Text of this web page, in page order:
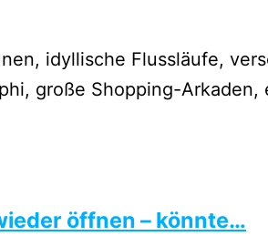
idyllische Flussläufe,
große Shopping-Arkaden,
öffnen – könnte…